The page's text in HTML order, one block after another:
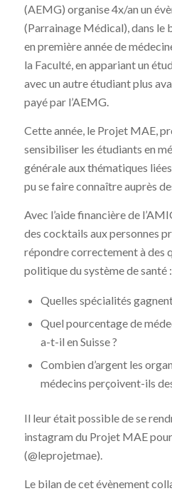
(AEMG) organise 4x/an un
(Parrainage Médical), dans le
en première année de
la Faculté, en appariant un
avec un autre étudiant plus
payé par l’AEMG.
Cette année, le Projet MAE,
sensibiliser les étudiants en
générale aux thématiques
pu se faire connaître auprès
Avec l’aide financière de
des cocktails aux personnes
répondre correctement à des
politique du système de santé :
Quelles spécialités
Quel pourcentage de
a-t-il en Suisse ?
Combien d’argent les
médecins perçoivent-ils
Il leur était possible de se
instagram du Projet MAE
(@leprojetmae).
Le bilan de cet évènement